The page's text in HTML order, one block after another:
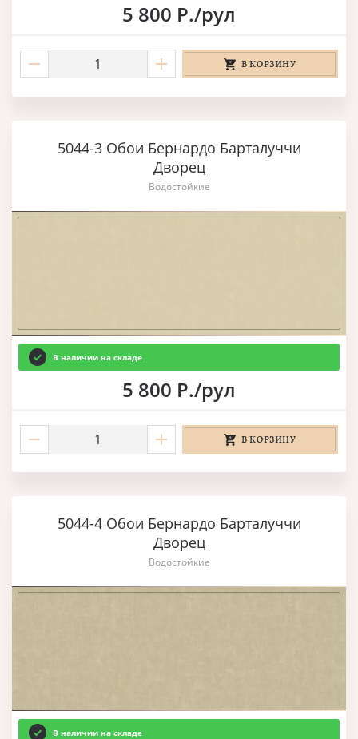
5 800 Р./рул
В КОРЗИНУ
5044-3 Обои Бернардо Барталуччи
Дворец
Водостойкие
В наличии на складе
5 800 Р./рул
В КОРЗИНУ
5044-4 Обои Бернардо Барталуччи
Дворец
Водостойкие
В наличии на складе